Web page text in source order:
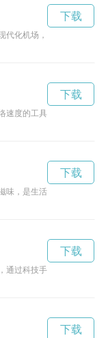
代化机场，为旅客提供便
下载
速度的工具，让用户可以
下载
味，是生活中不可或缺的享
下载
通过科技手段潜心开发孩
下载
下载